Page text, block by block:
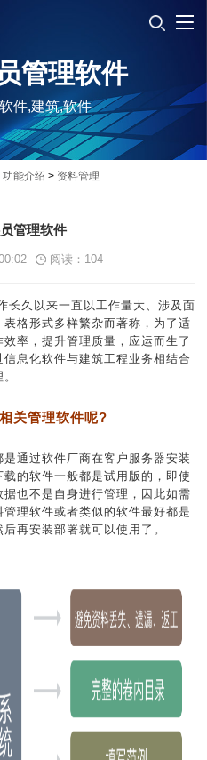
管理软件
件,建筑,软件
功能介绍 > 资料管理
管理软件
阅读： 104
久以来一直以工作量大、涉及面
格形式多样繁杂而著称，为了适
率，提升管理质量，应运而生了
息化软件与建筑工程业务相结合
关管理软件呢?
通过软件厂商在客户服务器安装
的软件一般都是试用版的，即使
也不是自身进行管理，因此如需
理软件或者类似的软件最好都是
再安装部署就可以使用了。